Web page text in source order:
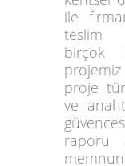
ile
teslim
birçok
proje
ve
raporu